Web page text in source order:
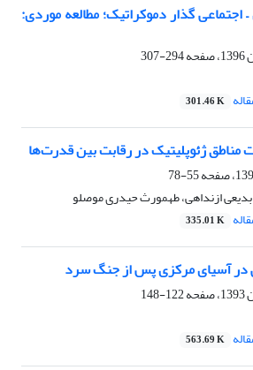
گذار دموکراتیک؛ مطالعه موردی:
294-307
301.46 K
مناطق ژئوپلیتیک در رقابت بین قدرت‌‌ها
55-78
ازنداهی، طهمورث حیدری موصلو
335.01 K
در آسیای مرکزی پس از جنگ سرد
122-148
563.69 K